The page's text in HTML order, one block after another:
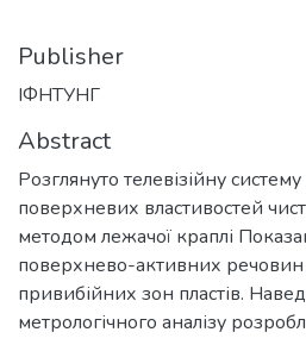
Publisher
ІФНТУНГ
Abstract
Розглянуто телевізійну
поверхневих властивостей
методом лежачої краплі
поверхнево-активних
привибійних зон пластів.
метрологічного аналізу